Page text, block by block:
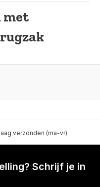
met
verzonden (ma-vr)
Schrijf je in